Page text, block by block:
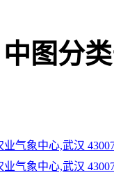
中图分
业气象中心,武汉
业气象中心,武汉